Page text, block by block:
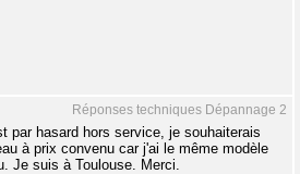
Réponses techniques Dépannage 2
par hasard hors service, je souhaiterais
à prix convenu car j'ai le même modèle
Je suis à Toulouse. Merci.